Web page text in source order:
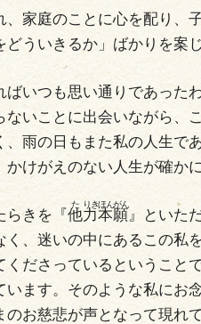
家庭のことに心を配り、
ういきるか」ばかりを案
いつも思い通りであった
いことに出会いながら、
雨の日もまた私の人生で
けがえのない人生が確か
らきを『他力本願』といた
、迷いの中にあるこの私
くださっているということ
ます。そのような私にお
お慈悲が声となって現れ